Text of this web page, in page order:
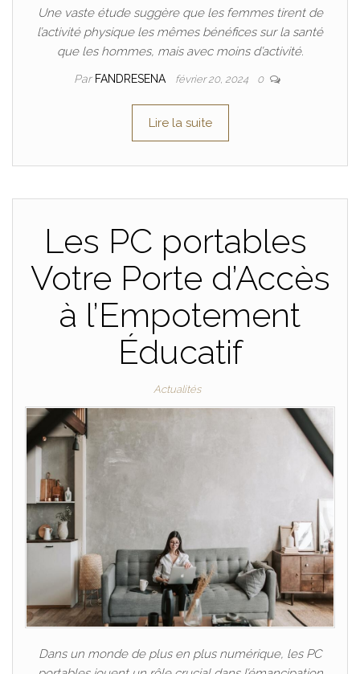
Une vaste étude suggère que les femmes tirent de
l’activité physique les mêmes bénéfices sur la santé
que les hommes, mais avec moins d’activité.
Par FANDRESENA février 20, 2024 0
Lire la suite
Les PC portables
Votre Porte d’Accès
à l’Empotement
Éducatif
Actualités
Dans un monde de plus en plus numérique, les PC